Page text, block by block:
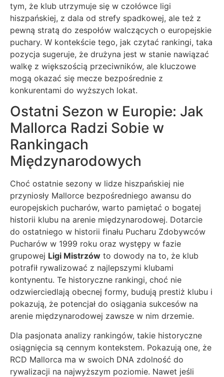
tym, że klub utrzymuje się w czołówce ligi
hiszpańskiej, z dala od strefy spadkowej, ale też z
pewną stratą do zespołów walczących o europejskie
puchary. W kontekście tego, jak czytać rankingi, taka
pozycja sugeruje, że drużyna jest w stanie nawiązać
walkę z większością przeciwników, ale kluczowe
mogą okazać się mecze bezpośrednie z
konkurentami do wyższych lokat.
Ostatni Sezon w Europie: Jak
Mallorca Radzi Sobie w
Rankingach
Międzynarodowych
Choć ostatnie sezony w lidze hiszpańskiej nie
przyniosły Mallorce bezpośredniego awansu do
europejskich pucharów, warto pamiętać o bogatej
historii klubu na arenie międzynarodowej. Dotarcie
do ostatniego w historii finału Pucharu Zdobywców
Pucharów w 1999 roku oraz występy w fazie
grupowej Ligi Mistrzów to dowody na to, że klub
potrafił rywalizować z najlepszymi klubami
kontynentu. Te historyczne rankingi, choć nie
odzwierciedlają obecnej formy, budują prestiż klubu i
pokazują, że potencjał do osiągania sukcesów na
arenie międzynarodowej zawsze w nim drzemie.
Dla pasjonata analizy rankingów, takie historyczne
osiągnięcia są cennym kontekstem. Pokazują one, że
RCD Mallorca ma w swoich DNA zdolność do
rywalizacji na najwyższym poziomie. Nawet jeśli